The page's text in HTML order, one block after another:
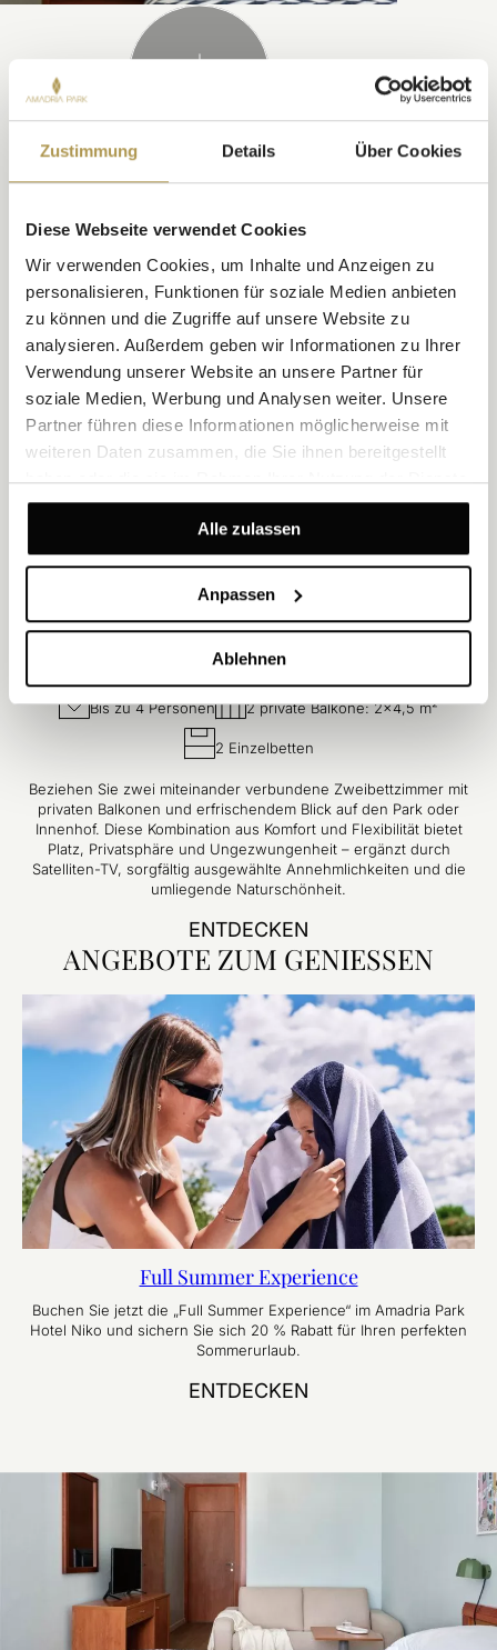
Zustimmung Details Über Cookies
Diese Webseite verwendet Cookies
Wir verwenden Cookies, um Inhalte und Anzeigen zu
personalisieren, Funktionen für soziale Medien anbieten
zu können und die Zugriffe auf unsere Website zu
analysieren. Außerdem geben wir Informationen zu Ihrer
Verwendung unserer Website an unsere Partner für
soziale Medien, Werbung und Analysen weiter. Unsere
Partner führen diese Informationen möglicherweise mit
weiteren Daten zusammen, die Sie ihnen bereitgestellt
haben oder die sie im Rahmen Ihrer Nutzung der Dienste
gesammelt haben.
Alle zulassen
Anpassen
Ablehnen
DAS KÖNNTE IHNEN AUCH
GEFALLEN
Verbundene Zweibettzimmer mit Balkon und
Parkblick
Blick auf Innenhof oder Park
Bis zu 4 Personen 2 private Balkone: 2×4,5 m²
2 Einzelbetten
Beziehen Sie zwei miteinander verbundene Zweibettzimmer mit
privaten Balkonen und erfrischendem Blick auf den Park oder
Innenhof. Diese Kombination aus Komfort und Flexibilität bietet
Platz, Privatsphäre und Ungezwungenheit – ergänzt durch
Satelliten-TV, sorgfältig ausgewählte Annehmlichkeiten und die
umliegende Naturschönheit.
ENTDECKEN
ANGEBOTE ZUM GENIESSEN
Full Summer Experience
Buchen Sie jetzt die „Full Summer Experience“ im Amadria Park
Hotel Niko und sichern Sie sich 20 % Rabatt für Ihren perfekten
Sommerurlaub.
ENTDECKEN